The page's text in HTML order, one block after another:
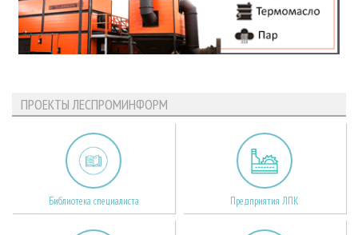
ПРОЕКТЫ ЛЕСПРОМИНФОРМ
Библиотека специалиста Предприятия ЛПК